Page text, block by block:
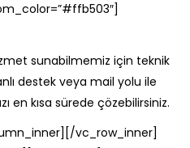
sunabilmemiz için teknik
destek veya mail yolu ile
en kısa sürede çözebilirsiniz.
vc_row_inner]